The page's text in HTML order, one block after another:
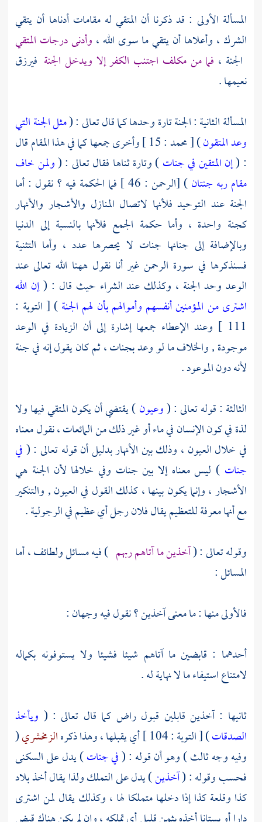
المسألة الأولى : قد ذكرنا أن المتقي له مقامات أدناها أن يتقي
الشرك ، وأعلاها أن يتقي ما سوى الله ، وأدنى درجات المتقي
الجنة ، فما من مكلف اجتنب الكفر إلا ويدخل الجنة فيرزق
نعيمها .
المسألة الثانية : الجنة تارة وحدها كما قال تعالى : (مثل الجنة التي
وعد المتقون
) [ محمد : 15 ] وأخرى جمعها كما في هذا المقام قال
: (إن المتقين في جنات) وتارة ثناها فقال تعالى : (ولمن خاف
مقام ربه جنتان
) [الرحمن : 46 ] فما الحكمة فيه ؟ نقول : أما
الجنة عند التوحيد فلأنها لاتصال المنازل والأشجار والأنهار
كجنة واحدة ، وأما حكمة الجمع فلأنها بالنسبة إلى الدنيا
وبالإضافة إلى جنانها جنات لا يحصرها عدد ، وأما التثنية
فسنذكرها في سورة الرحمن غير أنا نقول ههنا الله تعالى عند
الوعد وحد الجنة ، وكذلك عند الشراء حيث قال : (إن الله
اشترى من المؤمنين أنفسهم وأموالهم بأن لهم الجنة) [ التوبة :
111 ] وعند الإعطاء جمعها إشارة إلى أن الزيادة في الوعد
موجودة , والخلاف ما لو وعد بجنات ، ثم كان يقول إنه في جنة
لأنه دون الموعود .
الثالثة : قوله تعالى : (وعيون) يقتضي أن يكون المتقي فيها ولا
لذة في كون الإنسان في ماء أو غير ذلك من المائعات ، نقول معناه
في خلال العيون ، وذلك بين الأنهار بدليل أن قوله تعالى : (في
جنات ) ليس معناه إلا بين جنات وفي خلالها لأن الجنة هي
الأشجار ، وإنما يكون بينها ، كذلك القول في العيون , والتنكير
مع أنها معرفة للتعظيم يقال فلان رجل أي عظيم في الرجولية .
وقوله تعالى : (آخذين ما آتاهم ربهم ) فيه مسائل ولطائف ، أما
المسائل :
فالأولى منها : ما معنى آخذين ؟ نقول فيه وجهان :
أحدهما : قابضين ما آتاهم شيئا فشيئا ولا يستوفونه بكماله
لامتناع استيفاء ما لا نهاية له .
ثانيها : آخذين قابلين قبول راض كما قال تعالى : ( ويأخذ
الصدقات) [ التوبة : 104 ] أي يقبلها ، وهذا ذكره الزمخشري(
وفيه وجه ثالث ) وهو أن قوله : (في جنات) يدل على السكنى
فحسب وقوله : (آخذين) يدل على التملك ولذا يقال أخذ بلاد
كذا وقلعة كذا إذا دخلها متملكا لها ، وكذلك يقال لمن اشترى